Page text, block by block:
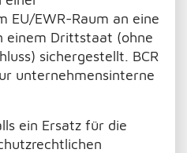
EU/EWR-Raum an eine
einem Drittstaat (ohne
sichergestellt. BCR
unternehmensinterne
ein Ersatz für die